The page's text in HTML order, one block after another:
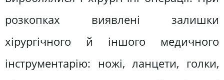
розкопках виявлені залишки
хірургічного й іншого медичного
інструментарію: ножі, ланцети, голки,